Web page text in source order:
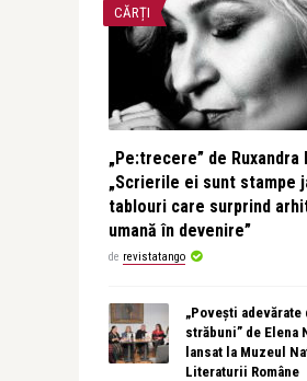
CĂRȚI
„Pe:trecere” de Ruxandra
„Scrierile ei sunt stampe
tablouri care surprind
umană în devenire”
de revistatango
„Povești adevărate
străbuni” de Elena
lansat la Muzeul
Literaturii Române